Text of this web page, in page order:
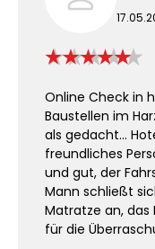
Online Check in
Baustellen im
als gedacht…
freundliches
und gut, der
Mann schließt
Matratze an, das
für die